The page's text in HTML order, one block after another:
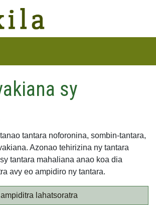
sy
tantara noforonina, sombin-tantara,
Azonao tehirizina ny tantara
tantara mahaliana anao koa dia
avy eo ampidiro ny tantara.
lahatsoratra